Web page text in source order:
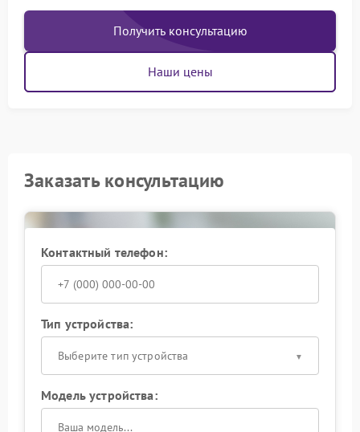
Получить консультацию
Наши цены
Заказать консультацию
Контактный телефон:
Тип устройства:
Выберите тип устройства
Модель устройства: